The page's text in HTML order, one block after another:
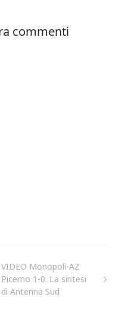
VIDEO Monopoli-AZ
Picerno 1-0. La sintesi
di Antenna Sud